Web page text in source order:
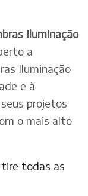
Iluminação
a
Iluminação
e à
projetos
o mais alto
todas as